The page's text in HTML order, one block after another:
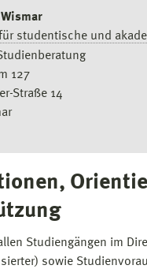
studentische und
127
Straße 14
Studiengängen im
sowie